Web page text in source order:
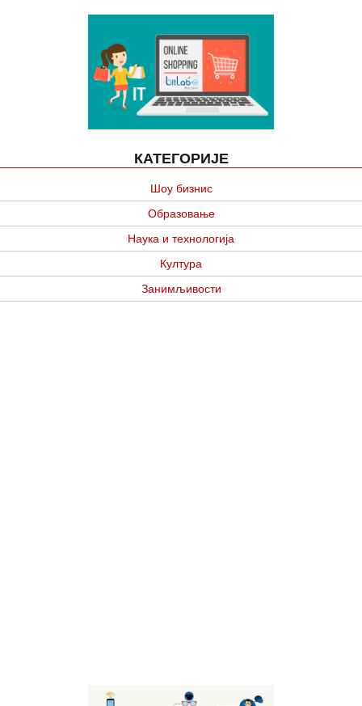
КАТЕГОРИЈЕ
Шоу бизнис
Образовање
Наука и технологија
Култура
Занимљивости